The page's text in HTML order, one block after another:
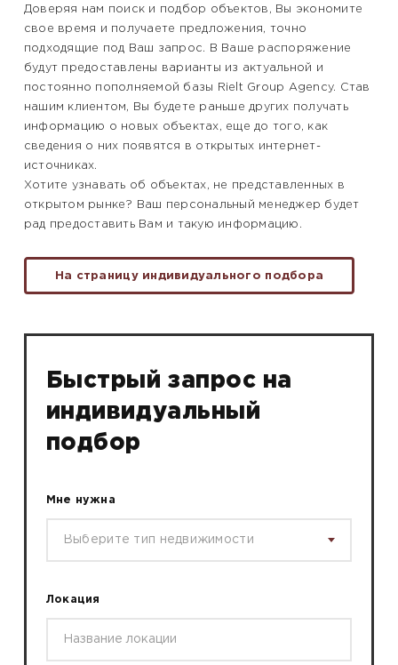
Доверяя нам поиск и подбор объектов, Вы экономите
свое время и получаете предложения, точно
подходящие под Ваш запрос. В Ваше распоряжение
будут предоставлены варианты из актуальной и
постоянно пополняемой базы Rielt Group Agency. Став
нашим клиентом, Вы будете раньше других получать
информацию о новых объектах, еще до того, как
сведения о них появятся в открытых интернет-
источниках.
Хотите узнавать об объектах, не представленных в
открытом рынке? Ваш персональный менеджер будет
рад предоставить Вам и такую информацию.
На страницу индивидуального подбора
Быстрый запрос на
индивидуальный
подбор
Мне нужна
Выберите тип недвижимости
Локация